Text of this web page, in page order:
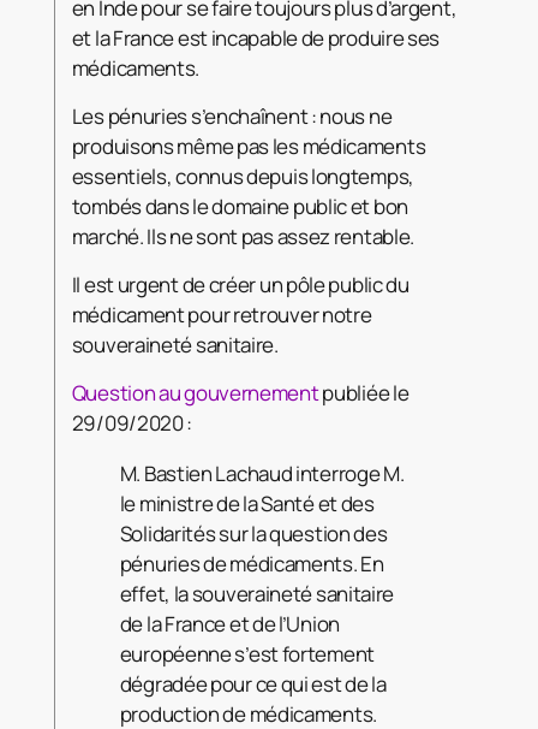
en Inde pour se faire toujours plus d’argent,
et la France est incapable de produire ses
médicaments.
Les pénuries s’enchaînent : nous ne
produisons même pas les médicaments
essentiels, connus depuis longtemps,
tombés dans le domaine public et bon
marché. Ils ne sont pas assez rentable.
Il est urgent de créer un pôle public du
médicament pour retrouver notre
souveraineté sanitaire.
Question au gouvernementpubliée le
29/09/2020 :
M. Bastien Lachaud interroge M.
le ministre de la Santé et des
Solidarités sur la question des
pénuries de médicaments. En
effet, la souveraineté sanitaire
de la France et de l’Union
européenne s’est fortement
dégradée pour ce qui est de la
production de médicaments.